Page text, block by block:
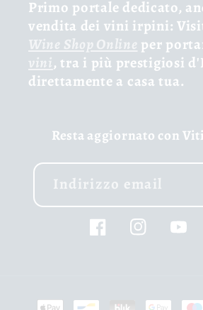
Primo portale dedicato,
vendita dei vini irpini:
Wine Shop Online per
vini, tra i più prestigiosi
direttamente a casa tua.
Resta aggiornato con
Indirizzo email
FacebookInstagram
Metodi